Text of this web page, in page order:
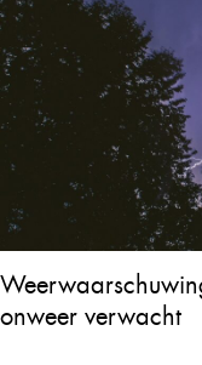
onweer verwacht